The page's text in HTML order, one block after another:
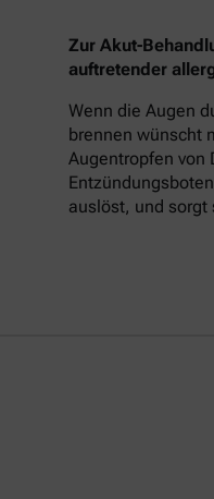
Zur Akut-
auftretender
Wenn die Augen
brennen wünscht
Augentropfen von
auslöst, und sorgt